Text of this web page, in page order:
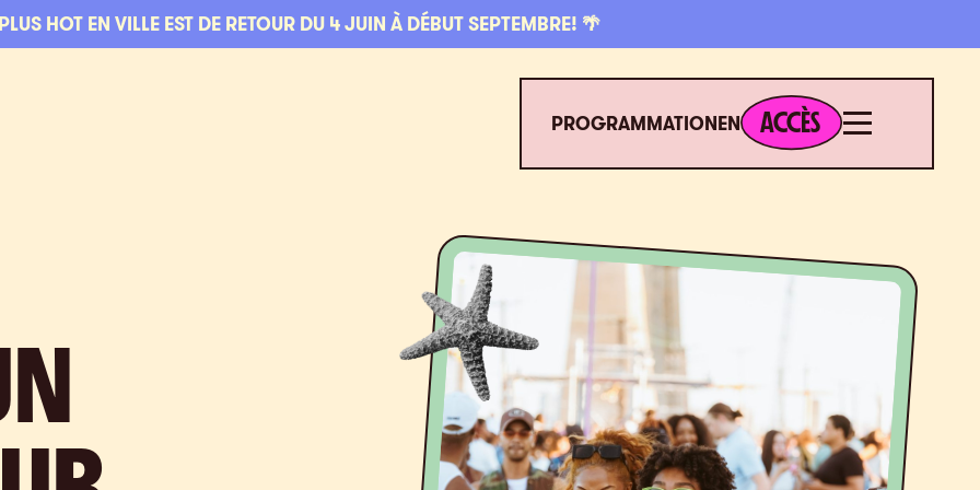
HOT EN VILLE EST DE RETOUR DU 4 JUIN À DÉBUT SEPTEMBRE! 🌴
PROGRAMMATIONEN
ACCÈS
ACCÈS Menu